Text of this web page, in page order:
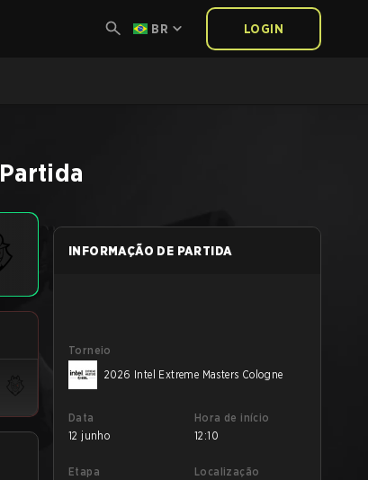
BR LOGIN
Partida
INFORMAÇÃO DE PARTIDA
Torneio
2026 Intel Extreme Masters Cologne
Data
12 junho
Hora de início
12:10
Etapa
Localização